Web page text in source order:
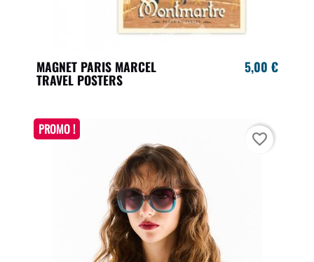
MAGNET PARIS MARCEL
TRAVEL POSTERS
5,00 €
PROMO !
favorite_border